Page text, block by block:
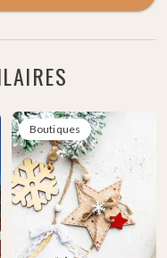
Boutiques